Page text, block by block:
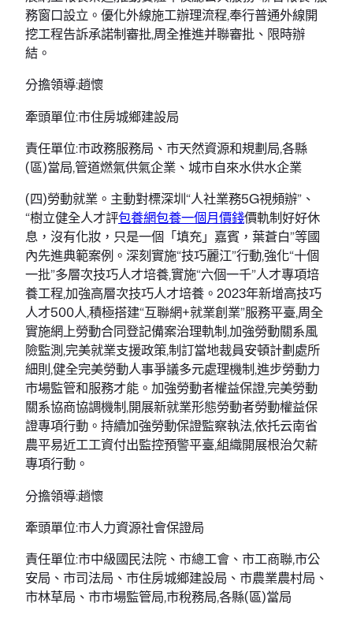
務窗口設立。優化外線施工辦理流程,奉行普通外線開
挖工程告訴承諾制審批,周全推進并聯審批、限時辦
結。
分擔領導:趙懷
牽頭單位:市住房城鄉建設局
責任單位:市政務服務局、市天然資源和規劃局,各縣
(區)當局,管道燃氣供氣企業、城市自來水供水企業
(四)勞動就業。主動對標深圳“人社業務5G視頻辦”、
“樹立健全人才評包養網包養一個月價錢價軌制好好休
息，沒有化妝，只是一個「填充」嘉賓，葉蒼白”等國
內先進典範案例。深刻實施“技巧麗江”行動,強化“十個
一批”多層次技巧人才培養,實施“六個一千”人才專項培
養工程,加強高層次技巧人才培養。2023年新增高技巧
人才500人,積極搭建“互聯網+就業創業”服務平臺,周全
實施網上勞動合同登記備案治理軌制,加強勞動關系風
險監測,完美就業支援政策,制訂當地裁員安頓計劃處所
細則,健全完美勞動人事爭議多元處理機制,進步勞動力
市場監管和服務才能。加強勞動者權益保證,完美勞動
關系協商協調機制,開展新就業形態勞動者勞動權益保
證專項行動。持續加強勞動保證監察執法,依托云南省
農平易近工工資付出監控預警平臺,組織開展根治欠薪
專項行動。
分擔領導:趙懷
牽頭單位:市人力資源社會保證局
責任單位:市中級國民法院、市總工會、市工商聯,市公
安局、市司法局、市住房城鄉建設局、市農業農村局、
市林草局、市市場監管局,市稅務局,各縣(區)當局